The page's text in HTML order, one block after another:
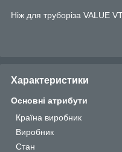
Ніж для труборіза VALUE
Характеристики
Основні атрибути
Країна виробник
Виробник
Стан